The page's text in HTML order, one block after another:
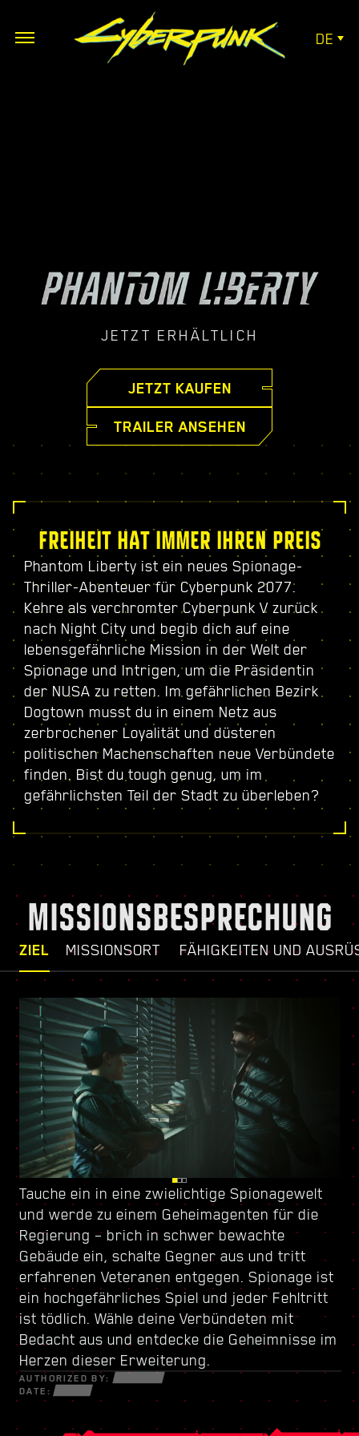
DE
JETZT ERHÄLTLICH
JETZT KAUFEN
TRAILER ANSEHEN
FREIHEIT HAT IMMER IHREN PREIS
Phantom Liberty ist ein neues Spionage-
Thriller-Abenteuer für Cyberpunk 2077.
Kehre als verchromter Cyberpunk V zurück
nach Night City und begib dich auf eine
lebensgefährliche Mission in der Welt der
Spionage und Intrigen, um die Präsidentin
der NUSA zu retten. Im gefährlichen Bezirk
Dogtown musst du in einem Netz aus
zerbrochener Loyalität und düsteren
politischen Machenschaften neue Verbündete
finden. Bist du tough genug, um im
gefährlichsten Teil der Stadt zu überleben?
MISSIONSBESPRECHUNG
ZIEL MISSIONSORT FÄHIGKEITEN UND
Tauche ein in eine zwielichtige Spionagewelt
und werde zu einem Geheimagenten für die
Regierung – brich in schwer bewachte
Gebäude ein, schalte Gegner aus und tritt
erfahrenen Veteranen entgegen. Spionage ist
ein hochgefährliches Spiel und jeder Fehltritt
ist tödlich. Wähle deine Verbündeten mit
Bedacht aus und entdecke die Geheimnisse im
Herzen dieser Erweiterung.
AUTHORIZED BY:
DATE:
Sei in Dogtown immer auf der Hut – diese
zerstörte Stadt-inmitten-der-Stadt wird von
einer schießwütigen Milizkontrolliert. In den
zerfallenen Gebäuden erwarten dich zahllose
Geheimnisse und Möglichkeiten, aber nichts
davon ist umsonst. Entdecke in diesem
abgeschotteten Bezirk brandheiße Aufträge
und gefährlichere Quests, als du sie je zuvor
gesehen hast.
Verbessere deinen Charakter mit
einem neuen Fertigkeitenbaumund erstelle
deinen eigenen Spielstil – benutze jede
verfügbare neue Waffe und Cyberware, um in
der gefährlichen Welt von verzweifelten
Gaunern, gerissenen Netrunnern und
kaltblütigen Söldnern zu überleben.